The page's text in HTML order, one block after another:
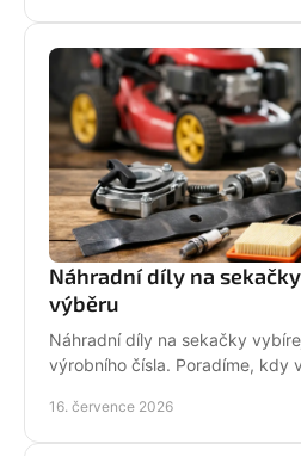
Náhradní díly na
výběru
Náhradní díly na sekačky
výrobního čísla. Poradíme, kdy
16. července 2026